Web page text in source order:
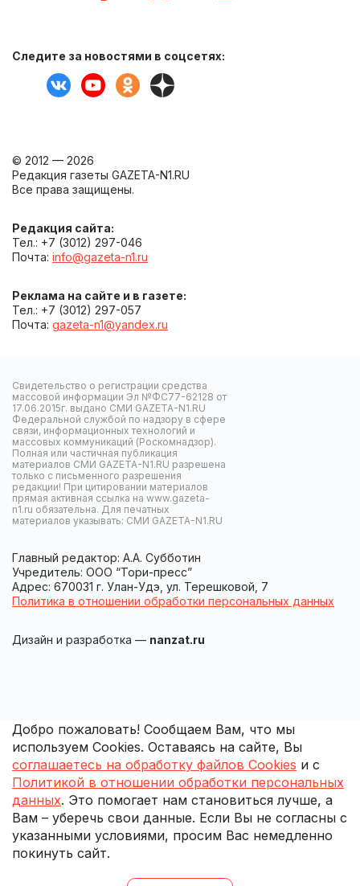
Следите за новостями в соцсетях:
© 2012 — 2026
Редакция газеты GAZETA-N1.RU
Все права защищены.
Редакция сайта:
Тел.: +7 (3012) 297-046
Почта: info@gazeta-n1.ru
Реклама на сайте и в газете:
Тел.: +7 (3012) 297-057
Почта: gazeta-n1@yandex.ru
Свидетельство о регистрации средства
массовой информации Эл №ФС77-62128 от
17.06.2015г. выдано СМИ GAZETA-N1.RU
Федеральной службой по надзору в сфере
связи, информационных технологий и
массовых коммуникаций (Роскомнадзор).
Полная или частичная публикация
материалов СМИ GAZETA-N1.RU разрешена
только с письменного разрешения
редакции! При цитировании материалов
прямая активная ссылка на www.gazeta-
n1.ru обязательна. Для печатных
материалов указывать: СМИ GAZETA-N1.RU
Главный редактор: А.А. Субботин
Учредитель: ООО “Тори-пресс”
Адрес: 670031 г. Улан-Удэ, ул. Терешковой, 7
Политика в отношении обработки персональных данных
Дизайн и разработка — nanzat.ru
Добро пожаловать! Сообщаем Вам, что мы
используем Cookies. Оставаясь на сайте, Вы
соглашаетесь на обработку файлов Cookies и с
Политикой в отношении обработки персональных
данных. Это помогает нам становиться лучше, а
Вам – уберечь свои данные. Если Вы не согласны с
указанными условиями, просим Вас немедленно
покинуть сайт.